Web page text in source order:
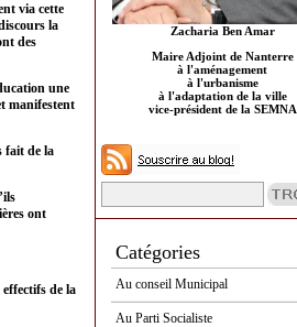
via cette
la
des
une
manifestent
fait de la
ont
de la
Zacharia Ben Amar
Maire Adjoint de Nanterre
à l'aménagement
à l'urbanisme
à l'adaptation de la ville
vice-président de la SEMNA
Catégories
Au conseil Municipal
Au Parti Socialiste